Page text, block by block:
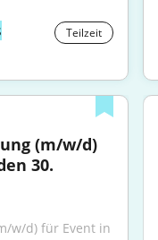
Teilzeit
(m/w/d)
30.